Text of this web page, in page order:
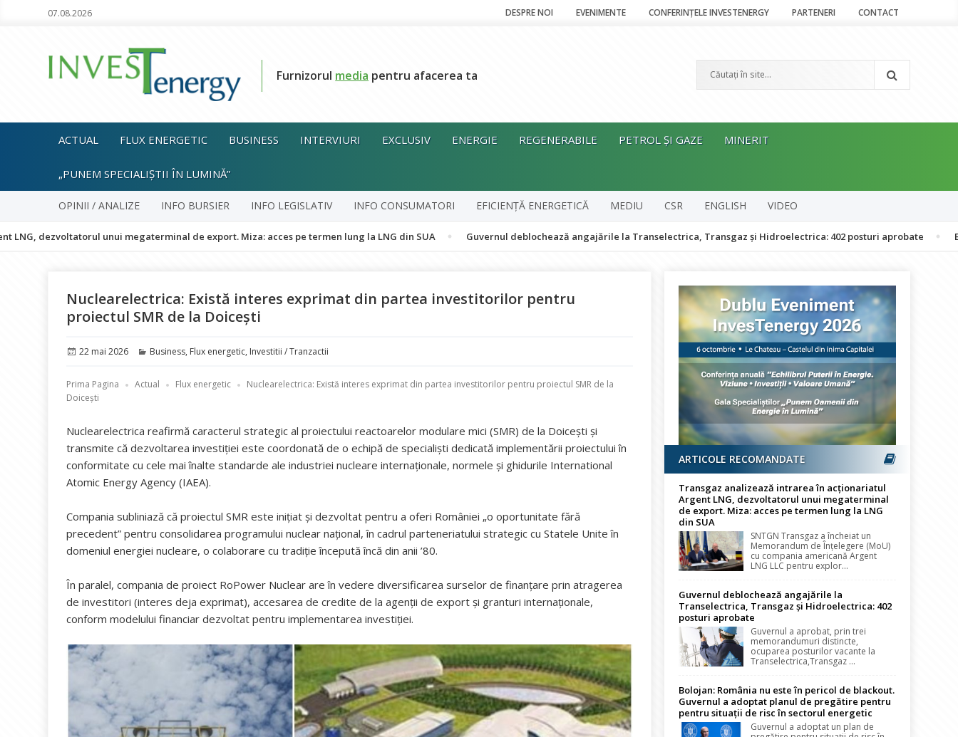
07.08.2026 DESPRE NOI EVENIMENTE CONFERINȚELE INVESTENERGY PARTENERI CONTACT
Furnizorul media pentru afacerea ta
ACTUAL FLUX ENERGETIC BUSINESS INTERVIURI EXCLUSIV ENERGIE REGENERABILE PETROL ȘI GAZE MINERIT
„PUNEM SPECIALIȘTII ÎN LUMINĂ”
OPINII / ANALIZE INFO BURSIER INFO LEGISLATIV INFO CONSUMATORI EFICIENȚĂ ENERGETICĂ MEDIU CSR ENGLISH VIDEO
unui megaterminal de export. Miza: acces pe termen lung la LNG din SUA Guvernul deblochează angajările la Transelectrica, Transgaz și Hidroelectrica: 402 posturi aprobate Bolojan:
Nuclearelectrica: Există interes exprimat din partea investitorilor pentru
proiectul SMR de la Doicești
Publicat
22 mai 2026 Categorii
Business, Flux energetic, Investitii / Tranzactii
Prima Pagina Actual Flux energetic
Nuclearelectrica: Există interes exprimat din partea investitorilor pentru proiectul SMR de la
Doicești
Nuclearelectrica reafirmă caracterul strategic al proiectului reactoarelor modulare mici (SMR) de la Doicești și
transmite că dezvoltarea investiției este coordonată de o echipă de specialiști dedicată implementării proiectului în
conformitate cu cele mai înalte standarde ale industriei nucleare internaționale, normele și ghidurile International
Atomic Energy Agency (IAEA).
Compania subliniază că proiectul SMR este inițiat și dezvoltat pentru a oferi României „o oportunitate fără
precedent” pentru consolidarea programului nuclear național, în cadrul parteneriatului strategic cu Statele Unite în
domeniul energiei nucleare, o colaborare cu tradiție începută încă din anii ’80.
În paralel, compania de proiect RoPower Nuclear are în vedere diversificarea surselor de finanțare prin atragerea
de investitori (interes deja exprimat), accesarea de credite de la agenții de export și granturi internaționale,
conform modelului financiar dezvoltat pentru implementarea investiției.
ARTICOLE RECOMANDATE
Transgaz analizează intrarea în acționariatul
Argent LNG, dezvoltatorul unui megaterminal
de export. Miza: acces pe termen lung la LNG
din SUA
SNTGN Transgaz a încheiat un
Memorandum de Înțelegere (MoU)
cu compania americană Argent
LNG LLC pentru explor...
Guvernul deblochează angajările la
Transelectrica, Transgaz și Hidroelectrica: 402
posturi aprobate
Guvernul a aprobat, prin trei
memorandumuri distincte,
ocuparea posturilor vacante la
Transelectrica,Transgaz ...
Bolojan: România nu este în pericol de blackout.
Guvernul a adoptat planul de pregătire pentru
pentru situații de risc în sectorul energetic
Guvernul a adoptat un plan de